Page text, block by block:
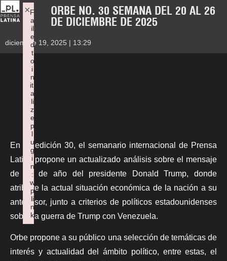
ORBE NO. 30 SEMANA DEL 20 AL 26
DE DICIEMBRE DE 2025
diciembre 19, 2025 | 13:29
En su edición 30, el semanario internacional de Prensa
Latina propone un actualizado análisis sobre el mensaje
de fin de año del presidente Donald Trump, donde
atribuye la actual situación económica de la nación a su
antecesor, junto a criterios de políticos estadounidenses
sobre la guerra de Trump con Venezuela.
Orbe propone a su público una selección de temáticas de
interés y actualidad del ámbito político, entre estas, el
F
a
il
e
d
t
o
i
n
iti
a
li
z
e
p
l
u
g
i
n
:
w
p
li
n
k
×
Failed to initialize plugin: wplink